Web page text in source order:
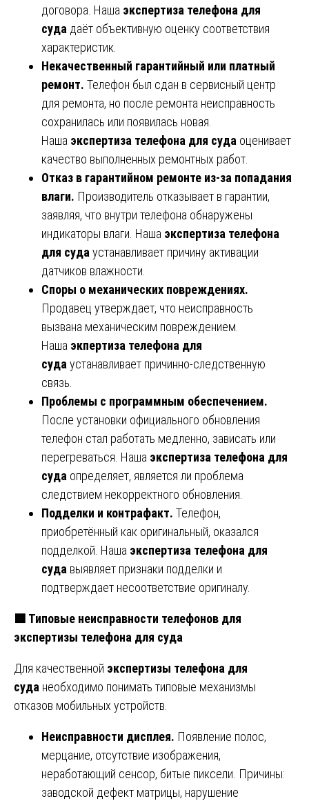
договора. Наша экспертиза телефона для
суда даёт объективную оценку соответствия
характеристик.
Некачественный гарантийный или платный
ремонт. Телефон был сдан в сервисный центр
для ремонта, но после ремонта неисправность
сохранилась или появилась новая.
Наша экспертиза телефона для суда оценивает
качество выполненных ремонтных работ.
Отказ в гарантийном ремонте из-за попадания
влаги. Производитель отказывает в гарантии,
заявляя, что внутри телефона обнаружены
индикаторы влаги. Наша экспертиза телефона
для суда устанавливает причину активации
датчиков влажности.
Споры о механических повреждениях.
Продавец утверждает, что неисправность
вызвана механическим повреждением.
Наша экпертиза телефона для
суда устанавливает причинно-следственную
связь.
Проблемы с программным обеспечением.
После установки официального обновления
телефон стал работать медленно, зависать или
перегреваться. Наша экспертиза телефона для
суда определяет, является ли проблема
следствием некорректного обновления.
Подделки и контрафакт. Телефон,
приобретённый как оригинальный, оказался
подделкой. Наша экспертиза телефона для
суда выявляет признаки подделки и
подтверждает несоответствие оригиналу.
🟩 Типовые неисправности телефонов для
экспертизы телефона для суда
Для качественной экспертизы телефона для
суда необходимо понимать типовые механизмы
отказов мобильных устройств.
Неисправности дисплея. Появление полос,
мерцание, отсутствие изображения,
неработающий сенсор, битые пиксели. Причины:
заводской дефект матрицы, нарушение